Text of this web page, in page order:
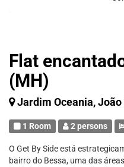
Flat
(MH)
Jardim Oceania, João
1 Room 2 persons
O Get By Side está
bairro do Bessa, uma das